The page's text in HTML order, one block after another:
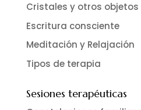
Cristales y otros objetos
Escritura consciente
Meditación y Relajación
Tipos de terapia
Sesiones terapéuticas